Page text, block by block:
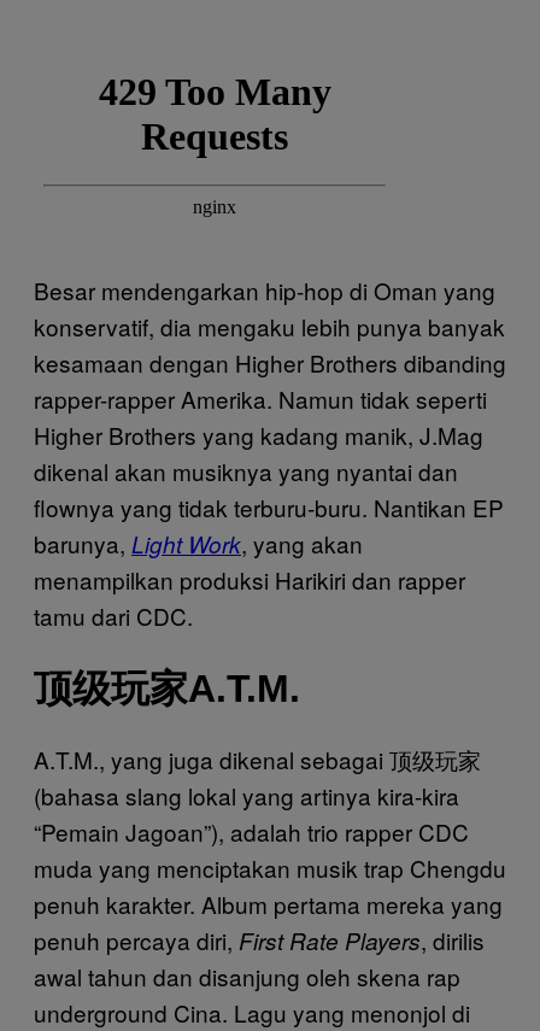
Besar mendengarkan hip-hop di Oman yang
konservatif, dia mengaku lebih punya banyak
kesamaan dengan Higher Brothers dibanding
rapper-rapper Amerika. Namun tidak seperti
Higher Brothers yang kadang manik, J.Mag
dikenal akan musiknya yang nyantai dan
flownya yang tidak terburu-buru. Nantikan EP
barunya, Light Work, yang akan
menampilkan produksi Harikiri dan rapper
tamu dari CDC.
顶级玩家A.T.M.
A.T.M., yang juga dikenal sebagai 顶级玩家
(bahasa slang lokal yang artinya kira-kira
“Pemain Jagoan”), adalah trio rapper CDC
muda yang menciptakan musik trap Chengdu
penuh karakter. Album pertama mereka yang
penuh percaya diri, First Rate Players, dirilis
awal tahun dan disanjung oleh skena rap
underground Cina. Lagu yang menonjol di